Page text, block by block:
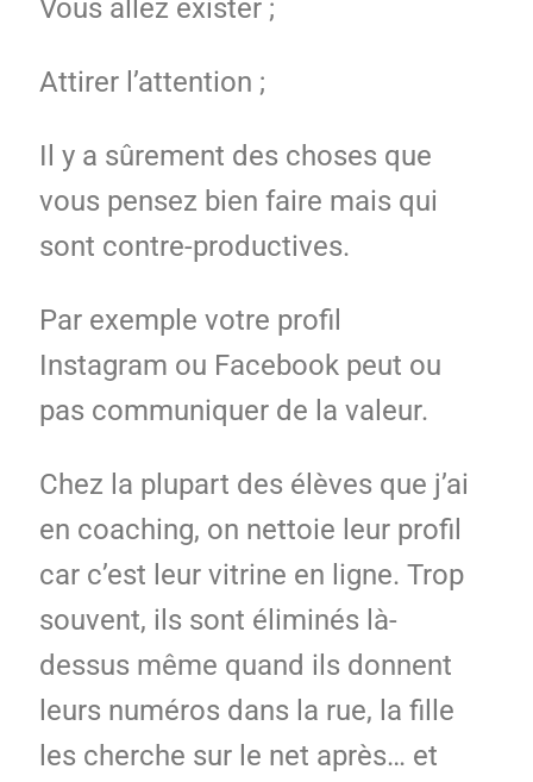
Vous allez exister ;
Attirer l’attention ;
Il y a sûrement des choses que
vous pensez bien faire mais qui
sont contre-productives.
Par exemple votre profil
Instagram ou Facebook peut ou
pas communiquer de la valeur.
Chez la plupart des élèves que j’ai
en coaching, on nettoie leur profil
car c’est leur vitrine en ligne. Trop
souvent, ils sont éliminés là-
dessus même quand ils donnent
leurs numéros dans la rue, la fille
les cherche sur le net après… et